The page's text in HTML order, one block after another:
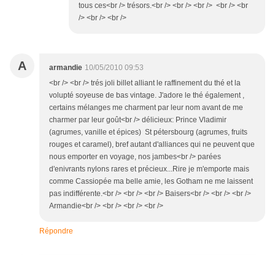
tous ces<br /> trésors.<br /> <br /> <br /> <br /> <br
/> <br /> <br />
A armandie 10/05/2010 09:53
<br /> <br /> trés joli billet alliant le raffinement du thé et la
volupté soyeuse de bas vintage. J'adore le thé également ,
certains mélanges me charment par leur nom avant de me
charmer par leur goût<br /> délicieux: Prince Vladimir
(agrumes, vanille et épices) St pétersbourg (agrumes, fruits
rouges et caramel), bref autant d'alliances qui ne peuvent que
nous emporter en voyage, nos jambes<br /> parées
d'enivrants nylons rares et précieux...Rire je m'emporte mais
comme Cassiopée ma belle amie, les Gotham ne me laissent
pas indifférente.<br /> <br /> <br /> Baisers<br /> <br /> <br />
Armandie<br /> <br /> <br /> <br />
Répondre